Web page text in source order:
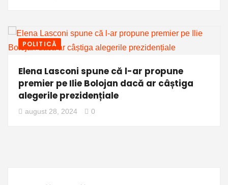
POLITICĂ
Elena Lasconi spune că l-ar propune
premier pe Ilie Bolojan dacă ar câștiga
alegerile prezidențiale
august 28, 2024 0